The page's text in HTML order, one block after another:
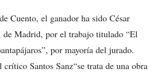
Cuento, el ganador ha sido César
de Madrid, por el trabajo titulado “El
por mayoría del jurado.
crítico Santos Sanz“se trata de una obra